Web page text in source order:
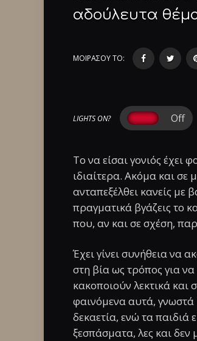
αδούλευτα
ΜΟΙΡΑΣΟΥ ΤΟ:
LIGHTS ON?
Το να είσαι γονιός έχει
ιδιαίτερα. Ακόμα και σε
ανταπεξέλθει κανείς με
πραγματικά βγάζεις το
που, αν και σε σχέση,
Έχει γίνει συνήθεια να
στη βία ως τρόπος για
κακοποιούν λεκτικά
φαινόμενα αυτά, γνωστά
δεκαετία, ενώ τα παιδιά
ξεσπάσματα, λες και δεν